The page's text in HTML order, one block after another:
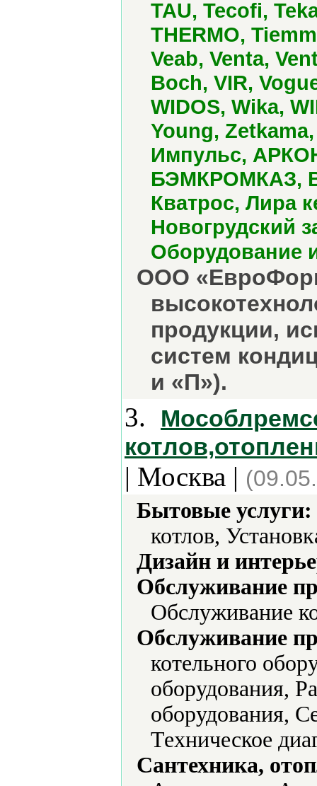
TAU, Tecofi,
THERMO,
Veab, Venta,
Boch, VIR,
WIDOS, Wika,
Young,
Импульс,
БЭМКРОМКАЗ,
Кватрос, Лира
Новогрудский
Оборудование
ООО
продукции,
систем
и «П»).
3.
| Москва |
Бытовые услуги:
котлов,
Дизайн и
Обслуживание
Обслуживание
Обслуживание
котельного
оборудования,
оборудования,
Техническое
Сантехника,